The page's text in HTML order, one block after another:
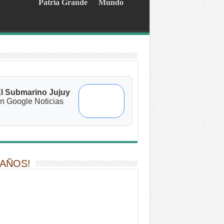
Patria Grande Mundo
Submarino Jujuy
Google Noticias